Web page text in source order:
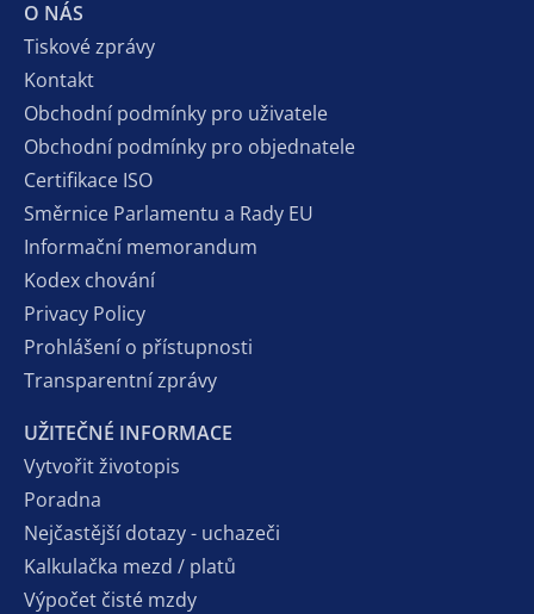
O NÁS
Tiskové zprávy
Kontakt
Obchodní podmínky pro uživatele
Obchodní podmínky pro objednatele
Certifikace ISO
Směrnice Parlamentu a Rady EU
Informační memorandum
Kodex chování
Privacy Policy
Prohlášení o přístupnosti
Transparentní zprávy
UŽITEČNÉ INFORMACE
Vytvořit životopis
Poradna
Nejčastější dotazy - uchazeči
Kalkulačka mezd / platů
Výpočet čisté mzdy